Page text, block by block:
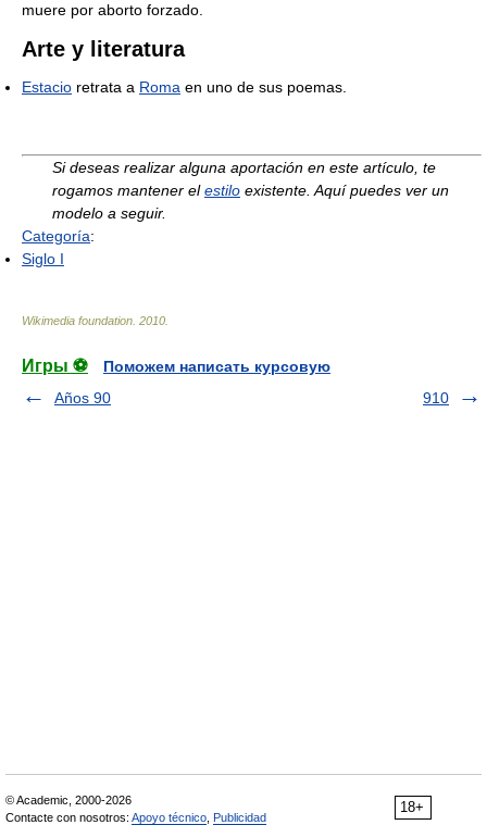
muere por aborto forzado.
Arte y literatura
Estacio retrata a Roma en uno de sus poemas.
Si deseas realizar alguna aportación en este artículo, te
rogamos mantener elestilo existente. Aquí puedes ver un
modelo a seguir.
Categoría:
Siglo I
Wikimedia foundation 2010
Игры ⚽
Поможем написать курсовую
Años 90
910
18+
© Academic, 2000-2026
Contacte con nosotros: Apoyo técnico Publicidad